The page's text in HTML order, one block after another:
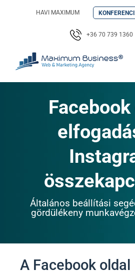
HAVI MAXIMUM
+36 70 739 1360
Facebook
Általános beállítási
gördülékeny
A Facebook oldal